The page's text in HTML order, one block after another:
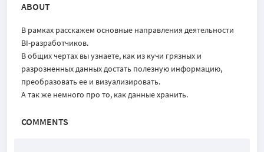
ABOUT
В рамках расскажем основные направления деятельности
BI-разработчиков.
В общих чертах вы узнаете, как из кучи грязных и
разрозненных данных достать полезную информацию,
преобразовать ее и визуализировать.
А так же немного про то, как данные хранить.
COMMENTS